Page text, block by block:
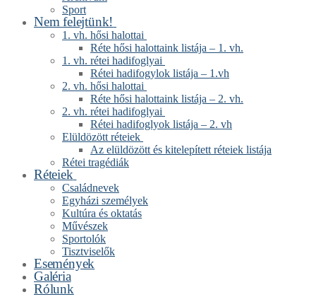
Sport
Nem felejtünk!
1. vh. hősi halottai
Réte hősi halottaink listája – 1. vh.
1. vh. rétei hadifoglyai
Rétei hadifogylok listája – 1.vh
2. vh. hősi halottai
Réte hősi halottaink listája – 2. vh.
2. vh. rétei hadifoglyai
Rétei hadifoglyok listája – 2. vh
Elüldözött réteiek
Az elüldözött és kitelepített réteiek listája
Rétei tragédiák
Réteiek
Családnevek
Egyházi személyek
Kultúra és oktatás
Művészek
Sportolók
Tisztviselők
Események
Galéria
Rólunk